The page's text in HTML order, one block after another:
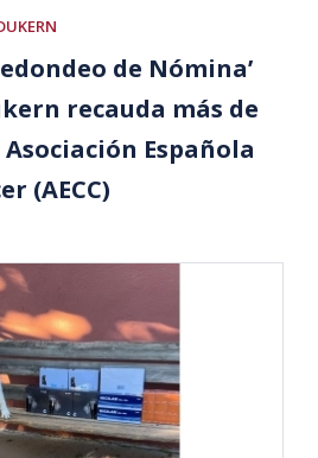
de Nómina’
recauda más de
Asociación Española
(AECC)